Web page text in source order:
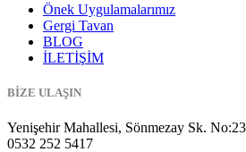
Önek Uygulamalarımız
Gergi Tavan
BLOG
İLETİŞİM
BİZE ULAŞIN
Yenişehir Mahallesi, Sönmezay Sk.
0532 252 5417